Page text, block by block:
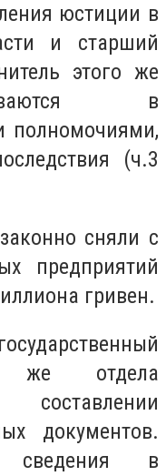
юстиции в
и старший
этого же
в
полномочиями,
(ч.3
сняли с
предприятий
гривен.
же отдела
документов.
в